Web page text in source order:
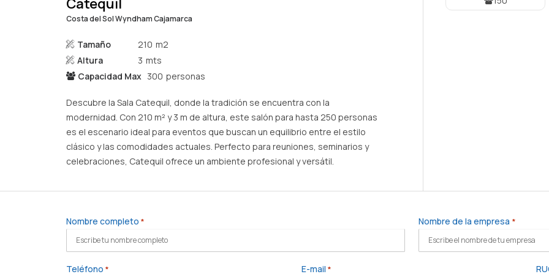
Catequil
Costa del Sol Wyndham Cajamarca
Tamaño
210
Altura
3
Capacidad Max 300
Descubre la Sala Catequil, donde la tradición se encuentra con la
modernidad. Con 210 m² y 3 m de altura, este salón para hasta 250 personas
es el escenario ideal para eventos que buscan un equilibrio entre el estilo
clásico y las comodidades actuales. Perfecto para reuniones, seminarios y
celebraciones, Catequil ofrece un ambiente profesional y versátil.
Nombre completo * Nombre de la empresa *
Teléfono * E-mail *